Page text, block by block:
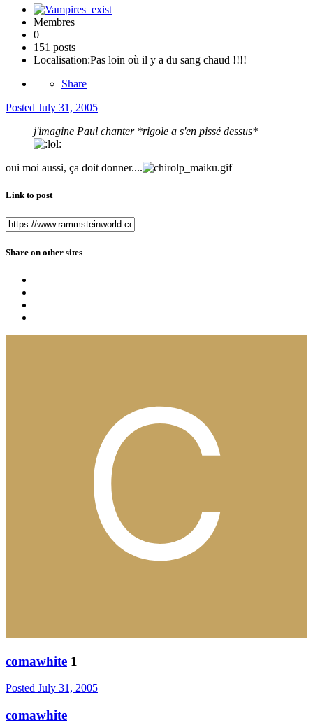
Membres
0
151 posts
Localisation:Pas loin où il y a du sang chaud !!!!
Share
Posted July 31, 2005
j'imagine Paul chanter *rigole a s'en pissé dessus*
oui moi aussi, ça doit donner....
Link to post
Share on other sites
comawhite 1
Posted July 31, 2005
comawhite